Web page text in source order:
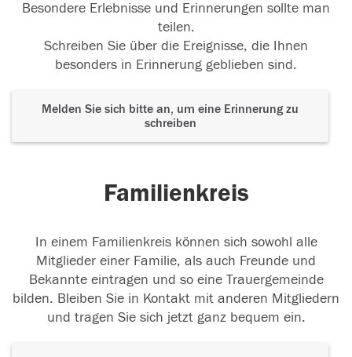
Besondere Erlebnisse und Erinnerungen sollte man
teilen.
Schreiben Sie über die Ereignisse, die Ihnen
besonders in Erinnerung geblieben sind.
Melden Sie sich bitte an, um eine Erinnerung zu
schreiben
Familienkreis
In einem Familienkreis können sich sowohl alle
Mitglieder einer Familie, als auch Freunde und
Bekannte eintragen und so eine Trauergemeinde
bilden. Bleiben Sie in Kontakt mit anderen Mitgliedern
und tragen Sie sich jetzt ganz bequem ein.